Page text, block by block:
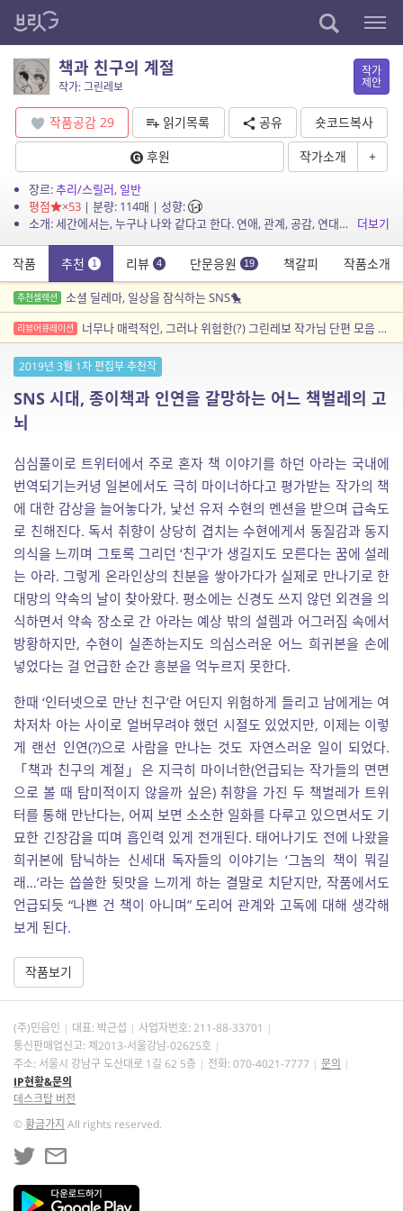
책과 친구의 계절
작가: 그린레보
작가
제안
작품공감 29 읽기목록 공유
숏코드복사
후원
작가소개 +
장르:추리/스릴러, 일반
평점
×53| 분량: 114매 | 성향:
소개: 세간에서는, 누구나 나와 같다고 한다. 연애, 관계, 공감, 연대를 다룬 책이며 콘텐츠들이 꾸준하게 중박 이상을 치는 이유가 무엇이겠는가. 모두들 외롭고 모두들 위로받고 싶어서가 ...
더보기
작품 추천 1 리뷰 4 단문응원 19 책갈피 작품소개
추천셀렉션 소셜 딜레마, 일상을 잠식하는 SNS🐤
리뷰어큐레이션 너무나 매력적인, 그러나 위험한(?) 그린레보 작가님 단편 모음 큐레이션
2019년 3월 1차 편집부 추천작
SNS 시대, 종이책과 인연을 갈망하는 어느 책벌레의 고
뇌
심심풀이로 트위터에서 주로 혼자 책 이야기를 하던 아라는 국내에
번역되기는커녕 일본에서도 극히 마이너하다고 평가받는 작가의 책
에 대한 감상을 늘어놓다가, 낯선 유저 수현의 멘션을 받으며 급속도
로 친해진다. 독서 취향이 상당히 겹치는 수현에게서 동질감과 동지
의식을 느끼며 그토록 그리던 ‘친구’가 생길지도 모른다는 꿈에 설레
는 아라. 그렇게 온라인상의 친분을 쌓아가다가 실제로 만나기로 한
대망의 약속의 날이 찾아왔다. 평소에는 신경도 쓰지 않던 외견을 의
식하면서 약속 장소로 간 아라는 예상 밖의 설렘과 어그러짐 속에서
방황하지만, 수현이 실존하는지도 의심스러운 어느 희귀본을 손에
넣었다는 걸 언급한 순간 흥분을 억누르지 못한다.
한때 ‘인터넷으로 만난 친구’란 어딘지 위험하게 들리고 남에게는 여
차저차 아는 사이로 얼버무려야 했던 시절도 있었지만, 이제는 이렇
게 랜선 인연(?)으로 사람을 만나는 것도 자연스러운 일이 되었다.
「책과 친구의 계절」은 지극히 마이너한(언급되는 작가들의 면면
으로 볼 때 탐미적이지 않을까 싶은) 취향을 가진 두 책벌레가 트위
터를 통해 만난다는, 어찌 보면 소소한 일화를 다루고 있으면서도 기
묘한 긴장감을 띠며 흡인력 있게 전개된다. 태어나기도 전에 나왔을
희귀본에 탐닉하는 신세대 독자들의 이야기는 ‘그놈의 책이 뭐길
래…’라는 씁쓸한 뒷맛을 느끼게 하는 결말로 치닫지만, 작품에서도
언급되듯 “나쁜 건 책이 아니며” 도리어 관계와 고독에 대해 생각해
보게 된다.
작품보기
(주)민음인 대표: 박근섭 사업자번호: 211-88-33701
통신판매업신고: 제2013-서울강남-02625호
주소: 서울시 강남구 도산대로 1길 62 5층
전화: 070-4021-7777
문의
IP현황&문의
데스크탑 버전
©황금가지 All rights reserved.